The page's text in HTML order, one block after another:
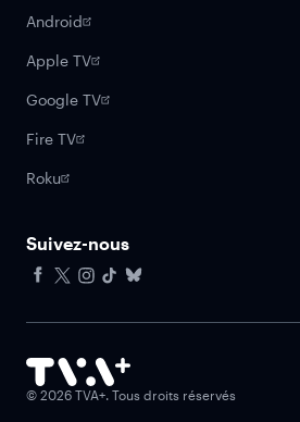
Android
Apple TV
Google TV
Fire TV
Roku
Suivez-nous
© 2026 TVA+. Tous droits réservés